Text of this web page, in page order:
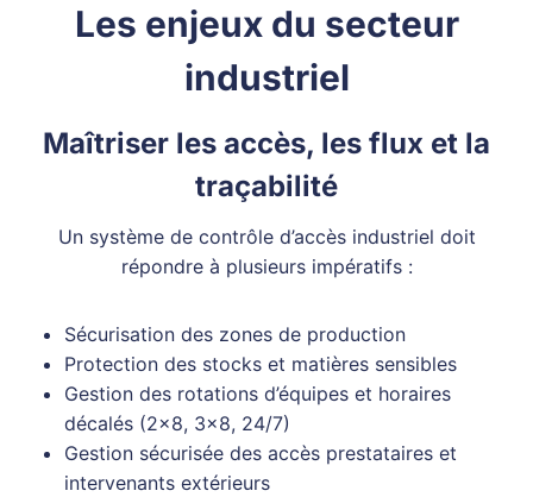
Les enjeux du secteur
industriel
Maîtriser les accès, les flux et la
traçabilité
Un système de contrôle d’accès industriel doit
répondre à plusieurs impératifs :
Sécurisation des zones de production
Protection des stocks et matières sensibles
Gestion des rotations d’équipes et horaires
décalés (2×8, 3×8, 24/7)
Gestion sécurisée des accès prestataires et
intervenants extérieurs